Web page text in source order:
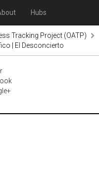
Hubs
Tracking Project (OATP)
| El Desconcierto